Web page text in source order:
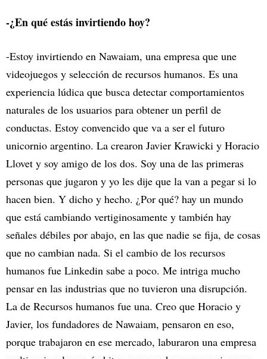
-¿En qué estás invirtiendo hoy?
-Estoy invirtiendo en Nawaiam, una empresa que une
videojuegos y selección de recursos humanos. Es una
experiencia lúdica que busca detectar comportamientos
naturales de los usuarios para obtener un perfil de
conductas. Estoy convencido que va a ser el futuro
unicornio argentino. La crearon Javier Krawicki y Horacio
Llovet y soy amigo de los dos. Soy una de las primeras
personas que jugaron y yo les dije que la van a pegar si lo
hacen bien. Y dicho y hecho. ¿Por qué? hay un mundo
que está cambiando vertiginosamente y también hay
señales débiles por abajo, en las que nadie se fija, de cosas
que no cambian nada. Si el cambio de los recursos
humanos fue Linkedin sabe a poco. Me intriga mucho
pensar en las industrias que no tuvieron una disrupción.
La de Recursos humanos fue una. Creo que Horacio y
Javier, los fundadores de Nawaiam, pensaron en eso,
porque trabajaron en ese mercado, laburaron una empresa